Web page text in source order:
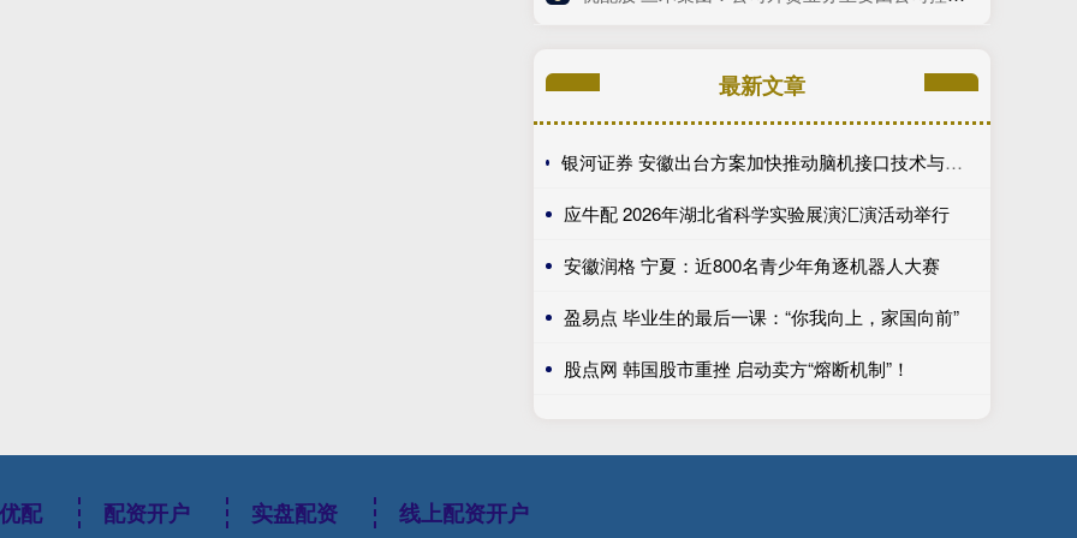
最新文章
银河证券 安徽出台方案加快推动脑机接口技术与产业发展&#32;为抢占脑机接口产业新赛道引育人才
应牛配 2026年湖北省科学实验展演汇演活动举行
安徽润格 宁夏：近800名青少年角逐机器人大赛
盈易点 毕业生的最后一课：“你我向上，家国向前”
股点网 韩国股市重挫 启动卖方“熔断机制”！
配 配资开户 实盘配资 线上配资开户